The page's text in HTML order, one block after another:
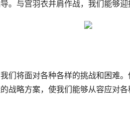
。与宫羽衣并肩作战，我们能够
们将面对各种各样的挑战和困难
战略方案，使我们能够从容应对各